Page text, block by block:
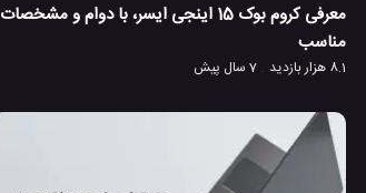
معرفی کروم بوک 15 اینجی ایسر، با دوام و مشخصات
مناسب
8.1 هزار بازدید 7 سال پیش